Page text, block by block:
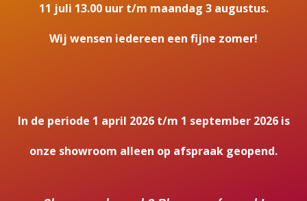
11 juli 13.00 uur t/m maandag 3 augustus.
Wij wensen iedereen een fijne zomer!
In de periode 1 april 2026 t/m 1 september 2026 is
onze showroom alleen op afspraak geopend.